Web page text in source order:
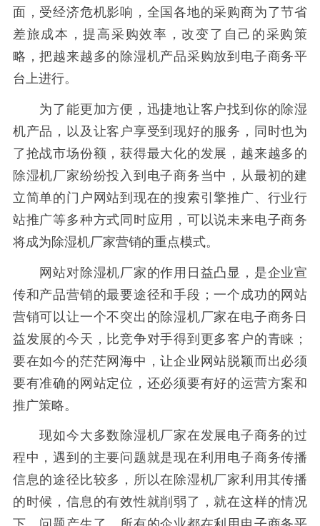
面，受经济危机影响，全国各地的采购商为了节省
差旅成本，提高采购效率，改变了自己的采购策
略，把越来越多的除湿机产品采购放到电子商务平
台上进行。
为了能更加方便，迅捷地让客户找到你的除湿
机产品，以及让客户享受到现好的服务，同时也为
了抢战市场份额，获得最大化的发展，越来越多的
除湿机厂家纷纷投入到电子商务当中，从最初的建
立简单的门户网站到现在的搜索引擎推广、行业行
站推广等多种方式同时应用，可以说未来电子商务
将成为除湿机厂家营销的重点模式。
网站对除湿机厂家的作用日益凸显，是企业宣
传和产品营销的最要途径和手段；一个成功的网站
营销可以让一个不突出的除湿机厂家在电子商务日
益发展的今天，比竞争对手得到更多客户的青睐；
要在如今的茫茫网海中，让企业网站脱颖而出必须
要有准确的网站定位，还必须要有好的运营方案和
推广策略。
现如今大多数除湿机厂家在发展电子商务的过
程中，遇到的主要问题就是现在利用电子商务传播
信息的途径比较多，所以在除湿机厂家利用其传播
的时候，信息的有效性就削弱了，就在这样的情况